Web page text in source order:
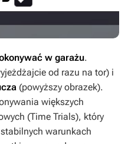
w garażu.
od razu na tor) i
(powyższy obrazek).
większych
(Time Trials), który
warunkach